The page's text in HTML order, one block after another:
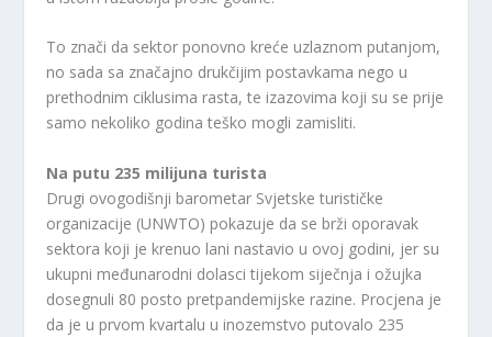
To znači da sektor ponovno kreće uzlaznom putanjom,
no sada sa značajno drukčijim postavkama nego u
prethodnim ciklusima rasta, te izazovima koji su se prije
samo nekoliko godina teško mogli zamisliti.
Na putu 235 milijuna turista
Drugi ovogodišnji barometar Svjetske turističke
organizacije (UNWTO) pokazuje da se brži oporavak
sektora koji je krenuo lani nastavio u ovoj godini, jer su
ukupni međunarodni dolasci tijekom siječnja i ožujka
dosegnuli 80 posto pretpandemijske razine. Procjena je
da je u prvom kvartalu u inozemstvo putovalo 235